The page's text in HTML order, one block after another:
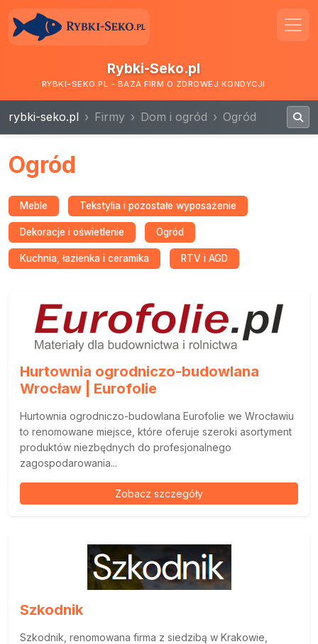
Rybki-Seko.pl
RYBKI-SEKO.PL - BAZA FIRM O ZDROWEJ KONDYCJI
rybki-seko.pl Firmy Dom i ogród Ogród
Ogród
Meble Tekstylia i pozostałe wyposażenie
Dekoracje i oświetlenie Ogród
Kuchnia, łazienka i ceramika RTV i AGD
Hurtownia ogrodniczo-budowlana
Wrocław | Eurofolie
Hurtownia ogrodniczo-budowlana Eurofolie we Wrocławiu
to renomowane miejsce, które oferuje szeroki asortyment
produktów niezbędnych do profesjonalnego
zagospodarowania...
Zobacz szczegóły
Szkodnik
Szkodnik, renomowana firma z siedzibą w Krakowie,